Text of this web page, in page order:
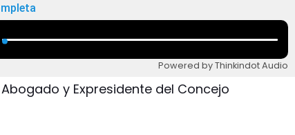
Powered by Thinkindot Audio
y Expresidente del Concejo